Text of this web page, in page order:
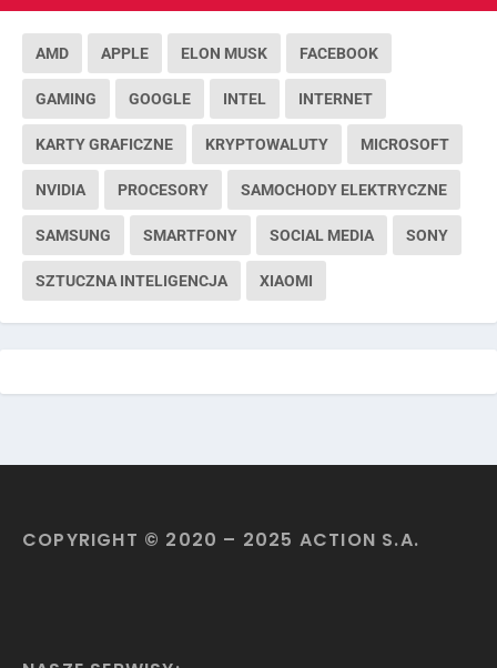
AMD APPLE ELON MUSK FACEBOOK
GAMING GOOGLE INTEL INTERNET
KARTY GRAFICZNE KRYPTOWALUTY MICROSOFT
NVIDIA PROCESORY SAMOCHODY ELEKTRYCZNE
SAMSUNG SMARTFONY SOCIAL MEDIA SONY
SZTUCZNA INTELIGENCJA XIAOMI
COPYRIGHT © 2020 – 2025 ACTION S.A.